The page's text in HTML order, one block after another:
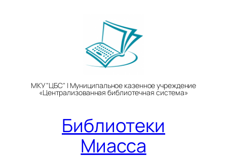
МКУ "ЦБС" | Муниципальное казенное учреждение
«Централизованная библиотечная система»
Библиотеки
Миасса